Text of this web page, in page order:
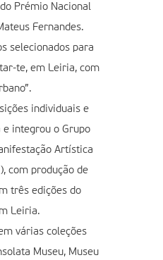
Prémio Nacional
Fernandes.
selecionados para
te, em Leiria, com
individuais e
integrou o Grupo
Artística
com produção de
três edições do
Leiria.
várias coleções
Museu, Museu